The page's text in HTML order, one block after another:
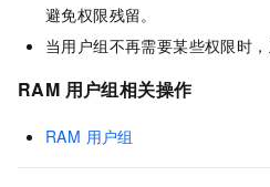
避免权限残留。
当用户组不再需要某些权限时，
RAM 用户组相关操作
RAM 用户组